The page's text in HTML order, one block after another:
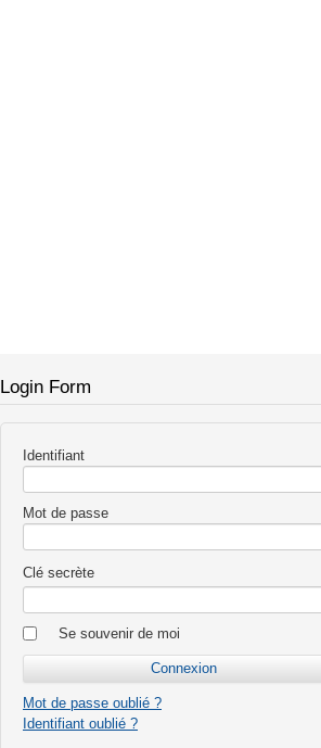
Login Form
Identifiant
Mot de passe
Clé secrète
Se souvenir de moi
Mot de passe oublié ?
Identifiant oublié ?